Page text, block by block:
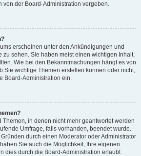
von der Board-Administration vergeben.
erscheinen unter den Ankündigungen und
zu sehen. Sie haben meist einen wichtigen Inhalt,
Wie bei den Bekanntmachungen hängt es von
Sie wichtige Themen erstellen können oder nicht;
Board-Administration ein.
Themen, in denen nicht mehr geantwortet werden
Umfrage, falls vorhanden, beendet wurde.
durch einen Moderator oder Administrator
Sie auch die Möglichkeit, Ihre eigenen
dies durch die Board-Administration erlaubt